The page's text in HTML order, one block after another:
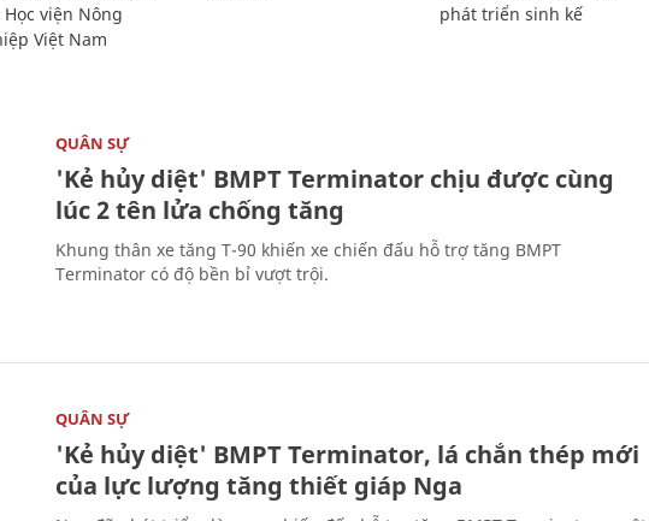
Học viện Nông
Việt Nam
phát triển sinh kế
QUÂN SỰ
'Kẻ hủy diệt' BMPT Terminator chịu được cùng
lúc 2 tên lửa chống tăng
Khung thân xe tăng T-90 khiến xe chiến đấu hỗ trợ tăng BMPT
Terminator có độ bền bỉ vượt trội.
QUÂN SỰ
'Kẻ hủy diệt' BMPT Terminator, lá chắn thép mới
của lực lượng tăng thiết giáp Nga